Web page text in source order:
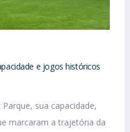
e jogos históricos
sua capacidade,
marcaram a trajetória da